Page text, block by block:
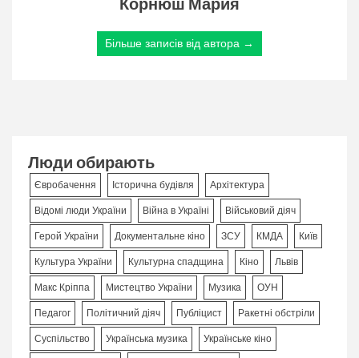
Більше записів від автора →
Люди обирають
Євробачення Історична будівля Архітектура
Відомі люди України Війна в Україні Військовий діяч
Герой України Документальне кіно ЗСУ КМДА Київ
Культура України Культурна спадщина Кіно Львів
Макс Кріппа Мистецтво України Музика ОУН
Педагог Політичний діяч Публіцист Ракетні обстріли
Суспільство Українська музика Українське кіно